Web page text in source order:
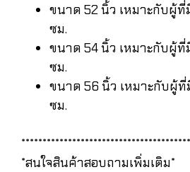
ขนาด 52 นิ้ว เหมาะกับผู้ที่
ซม.
ขนาด 54 นิ้ว เหมาะกับผู้ที่
ซม.
ขนาด 56 นิ้ว เหมาะกับผู้ที่
ซม.
*สนใจสินค้าสอบถามเพิ่มเติม*